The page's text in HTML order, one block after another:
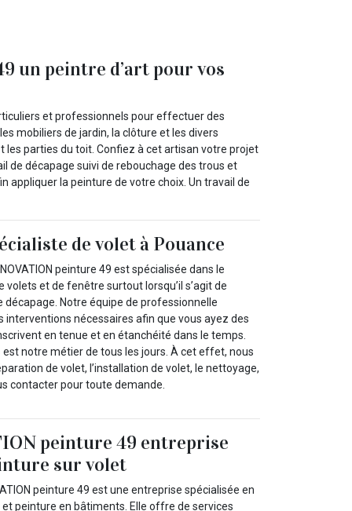
un peintre d’art pour vos
et professionnels pour effectuer des
mobiliers de jardin, la clôture et les divers
parties du toit. Confiez à cet artisan votre projet
de décapage suivi de rebouchage des trous et
appliquer la peinture de votre choix. Un travail de
de volet à Pouance
peinture 49 est spécialisée dans le
volets et de fenêtre surtout lorsqu’il s’agit de
décapage. Notre équipe de professionnelle
interventions nécessaires afin que vous ayez des
en tenue et en étanchéité dans le temps.
est notre métier de tous les jours. À cet effet, nous
de volet, l’installation de volet, le nettoyage,
contacter pour toute demande.
peinture 49 entreprise
sur volet
peinture 49 est une entreprise spécialisée en
peinture en bâtiments. Elle offre de services